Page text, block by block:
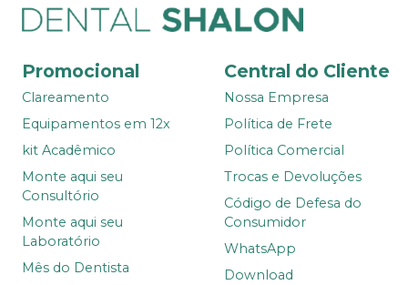
Promocional
Clareamento
Equipamentos em 12x
kit Acadêmico
Monte aqui seu
Consultório
Monte aqui seu
Laboratório
Mês do Dentista
Central do Cliente
Nossa Empresa
Política de Frete
Política Comercial
Trocas e Devoluções
Código de Defesa do
Consumidor
WhatsApp
Download